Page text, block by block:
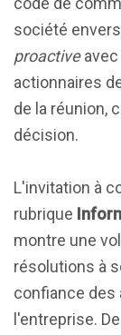
société
proactiveavec
actionnaires
de la réunion,
décision.
L'invitation à
rubrique
montre une
résolutions à
confiance des
l'entreprise.